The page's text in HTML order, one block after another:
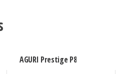
AGURI Prestige P8